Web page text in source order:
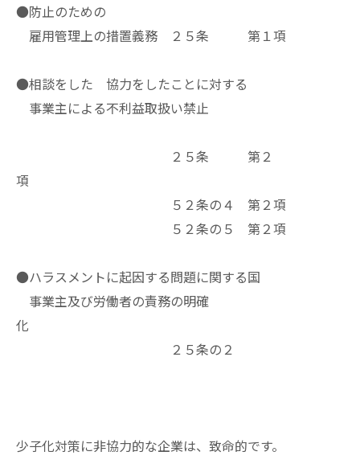
●防止のための
雇用管理上の措置義務 ２５条 第１項
●相談をした 協力をしたことに対する
事業主による不利益取扱い禁止
２５条 第２
項
５２条の４ 第２項
５２条の５ 第２項
●ハラスメントに起因する問題に関する国
事業主及び労働者の責務の明確
化
２５条の２
少子化対策に非協力的な企業は、致命的です。